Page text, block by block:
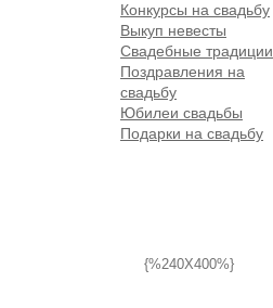
Конкурсы на свадьбу
Выкуп невесты
Свадебные традиции
Поздравления на
свадьбу
Юбилеи свадьбы
Подарки на свадьбу
{%240X400%}